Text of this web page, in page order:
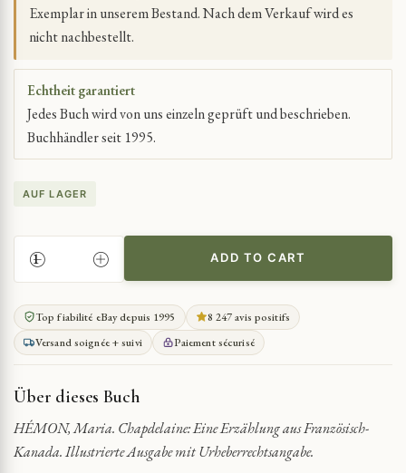
Exemplar in unserem Bestand. Nach dem Verkauf wird es
nicht nachbestellt.
Echtheit garantiert
Jedes Buch wird von uns einzeln geprüft und beschrieben.
Buchhändler seit 1995.
AUF LAGER
LEBEN
IM
FRANZÖSISCH-
KANADISCHEN
SIEDLUNGSGEBIET
QUANTITY
ADD TO CART
Top fiabilité eBay depuis 1995
8 247 avis positifs
Versand soignée + suivi
Paiement sécurisé
Über dieses Buch
HÉMON, Maria. Chapdelaine: Eine Erzählung aus Französisch-
Kanada. Illustrierte Ausgabe mit Urheberrechtsangabe.